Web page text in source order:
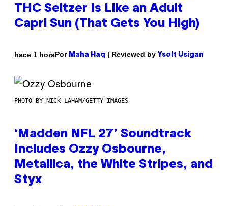
THC Seltzer Is Like an Adult
Capri Sun (That Gets You High)
hace 1 horaPor Maha Haq | Reviewed by Ysolt Usigan
PHOTO BY NICK LAHAM/GETTY IMAGES
‘Madden NFL 27’ Soundtrack
Includes Ozzy Osbourne,
Metallica, the White Stripes, and
Styx